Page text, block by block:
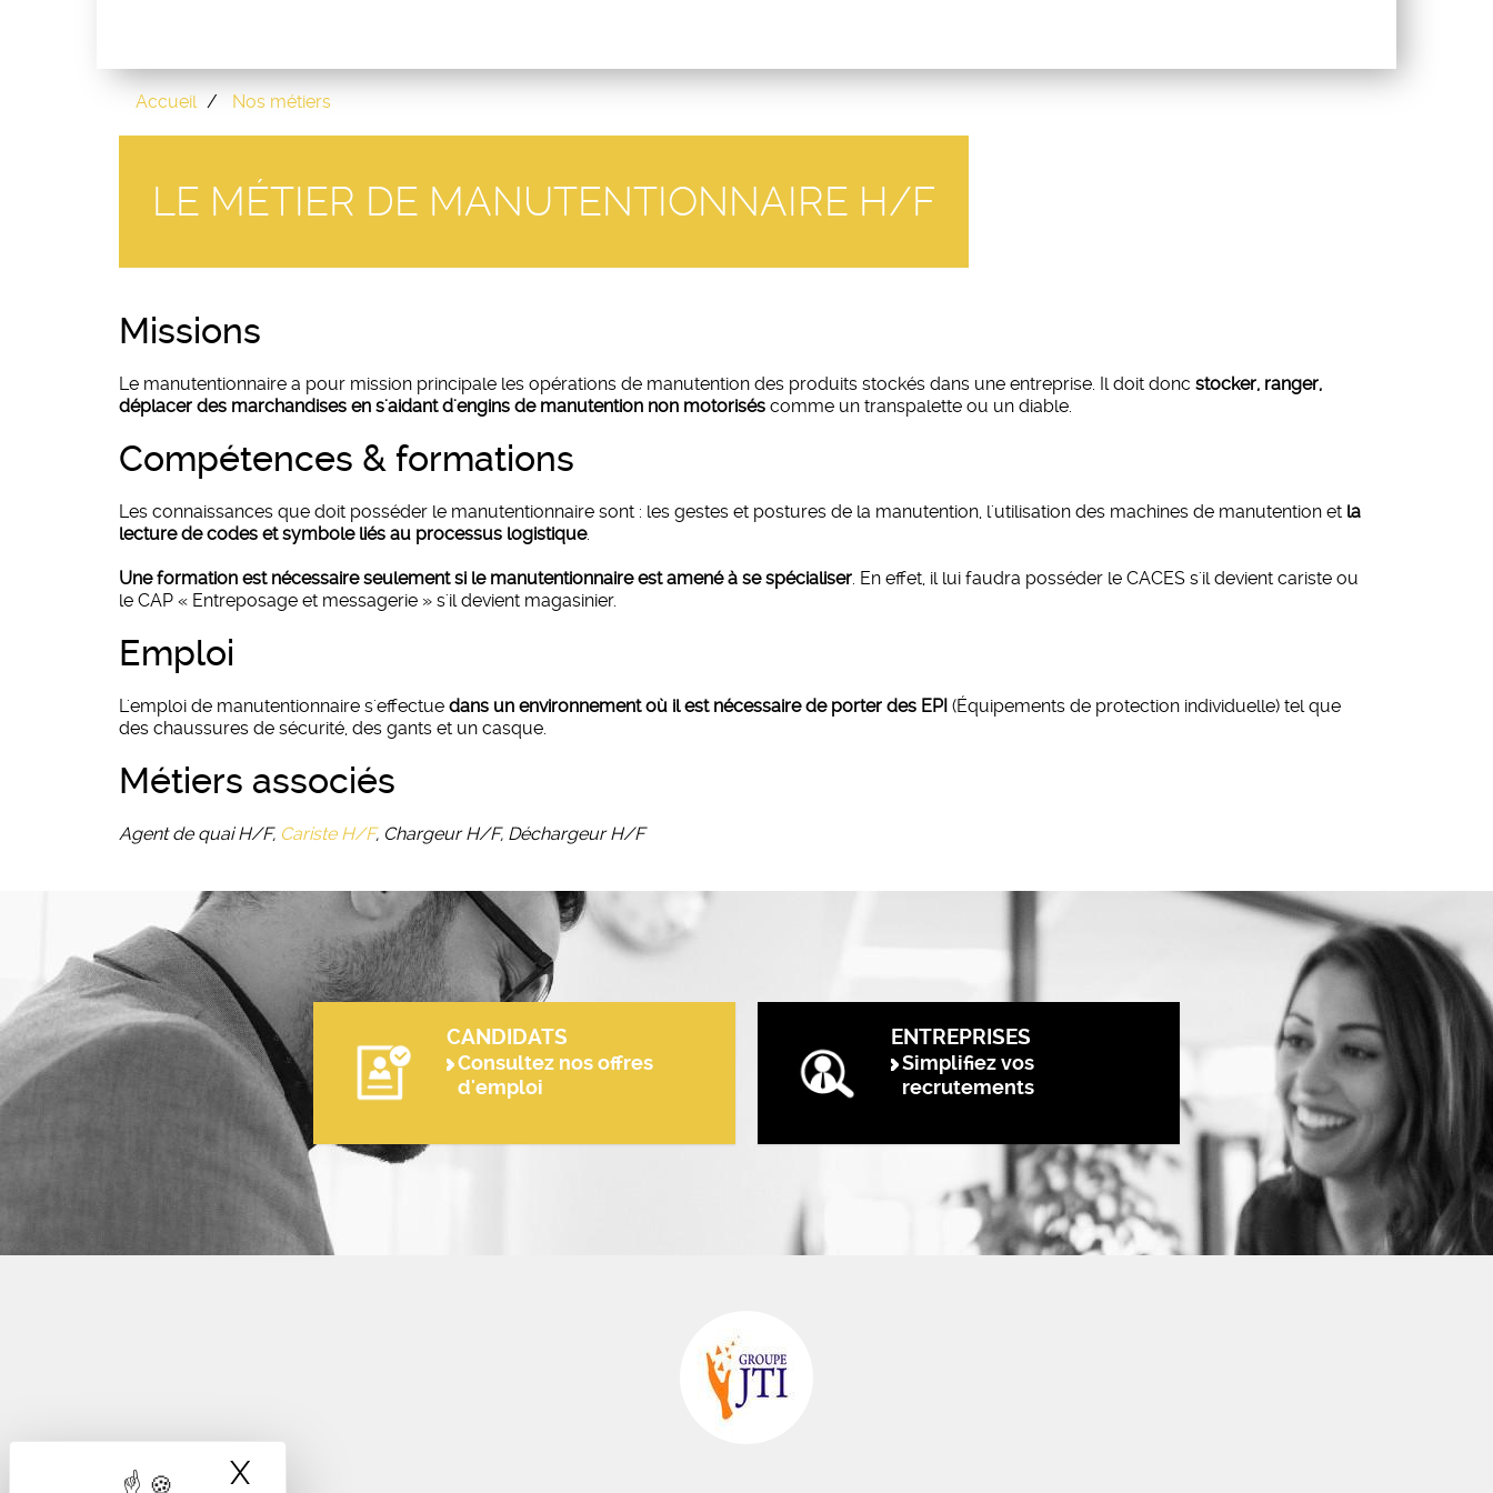
X
Accueil Nos métiers
LE MÉTIER DE MANUTENTIONNAIRE H/F
missions
Le manutentionnaire a pour mission principale les opérations de manutention des produits stockés dans une entreprise. Il doit donc stocker, ranger,
déplacer des marchandises en s'aidant d'engins de manutention non motorisés comme un transpalette ou un diable.
compétences & formations
Les connaissances que doit posséder le manutentionnaire sont : les gestes et postures de la manutention, l'utilisation des machines de manutention et la
lecture de codes et symbole liés au processus logistique.
Une formation est nécessaire seulement si le manutentionnaire est amené à se spécialiser. En effet, il lui faudra posséder le CACES s'il devient cariste ou
le CAP « Entreposage et messagerie » s'il devient magasinier.
emploi
L'emploi de manutentionnaire s'effectue dans un environnement où il est nécessaire de porter des EPI (Équipements de protection individuelle) tel que
des chaussures de sécurité, des gants et un casque.
métiers associés
Agent de quai H/F, Cariste H/F, Chargeur H/F, Déchargeur H/F
CANDIDATS
Consultez nos offres
d'emploi
ENTREPRISES
Simplifiez vos
recrutements